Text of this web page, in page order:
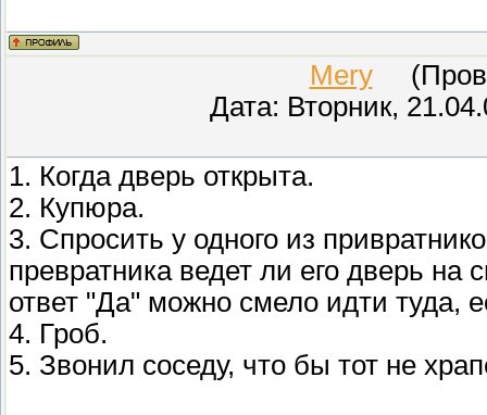
Mery
Дата: Вторник,
1. Когда дверь открыта.
2. Купюра.
3. Спросить у одного из
превратника ведет ли его дверь на
ответ "Да" можно смело идти туда,
4. Гроб.
5. Звонил соседу, что бы тот не